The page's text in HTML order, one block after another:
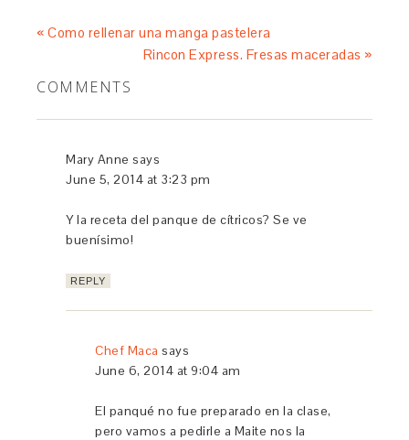
« Como rellenar una manga pastelera
Rincon Express. Fresas maceradas »
COMMENTS
Mary Anne says
June 5, 2014 at 3:23 pm
Y la receta del panque de cítricos? Se ve
buenísimo!
REPLY
Chef Maca says
June 6, 2014 at 9:04 am
El panqué no fue preparado en la clase,
pero vamos a pedirle a Maite nos la